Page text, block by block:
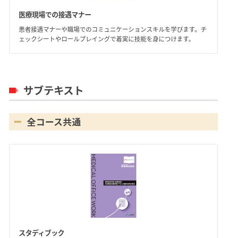
医療現場での接遇マナー
患者接遇マナーや職場でのコミュニケーションスキルを学びます。チ
ェックシートやロールプレイングで着実に技能を身につけます。
サブテキスト
全コース共通
スタディブック